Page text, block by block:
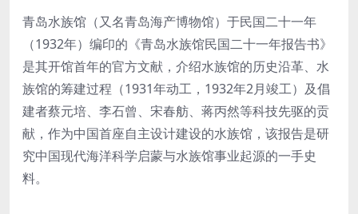
青岛水族馆（又名青岛海产博物馆）于民国二十一年
（1932年）编印的《青岛水族馆民国二十一年报告书》
是其开馆首年的官方文献，介绍水族馆的历史沿革、水
族馆的筹建过程（1931年动工，1932年2月竣工）及倡
建者蔡元培、李石曾、宋春舫、蒋丙然等科技先驱的贡
献，作为中国首座自主设计建设的水族馆，该报告是研
究中国现代海洋科学启蒙与水族馆事业起源的一手史
料。